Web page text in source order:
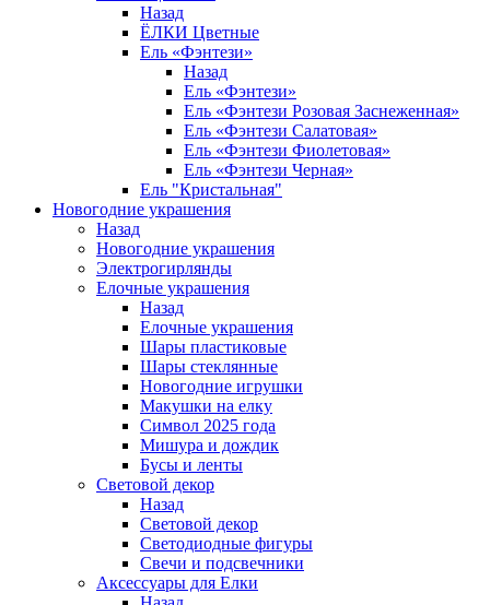
Назад
ЁЛКИ Цветные
Ель «Фэнтези»
Назад
Ель «Фэнтези»
Ель «Фэнтези Розовая Заснеженная»
Ель «Фэнтези Салатовая»
Ель «Фэнтези Фиолетовая»
Ель «Фэнтези Черная»
Ель "Кристальная"
Новогодние украшения
Назад
Новогодние украшения
Электрогирлянды
Елочные украшения
Назад
Елочные украшения
Шары пластиковые
Шары стеклянные
Новогодние игрушки
Макушки на елку
Символ 2025 года
Мишура и дождик
Бусы и ленты
Световой декор
Назад
Световой декор
Светодиодные фигуры
Свечи и подсвечники
Аксессуары для Елки